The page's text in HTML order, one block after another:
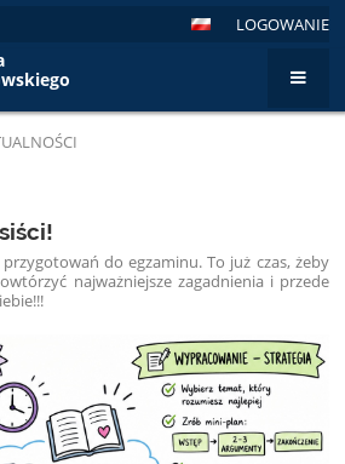
LOGOWANIE
do egzaminu. To już czas, żeby
najważniejsze zagadnienia i przede